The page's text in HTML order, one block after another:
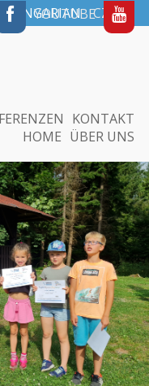
HUNGARIAN
CZECH
YOUTUBE
KONTAKT
ÜBER UNS
HOME